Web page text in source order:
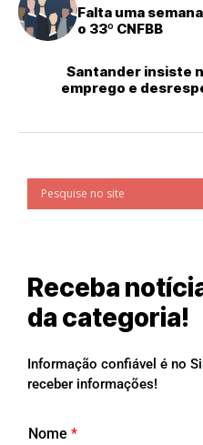
Falta uma
o 33º CNFBB
Santander insiste
emprego e
Receba
da categoria!
Informação confiável é no
receber informações!
Nome *